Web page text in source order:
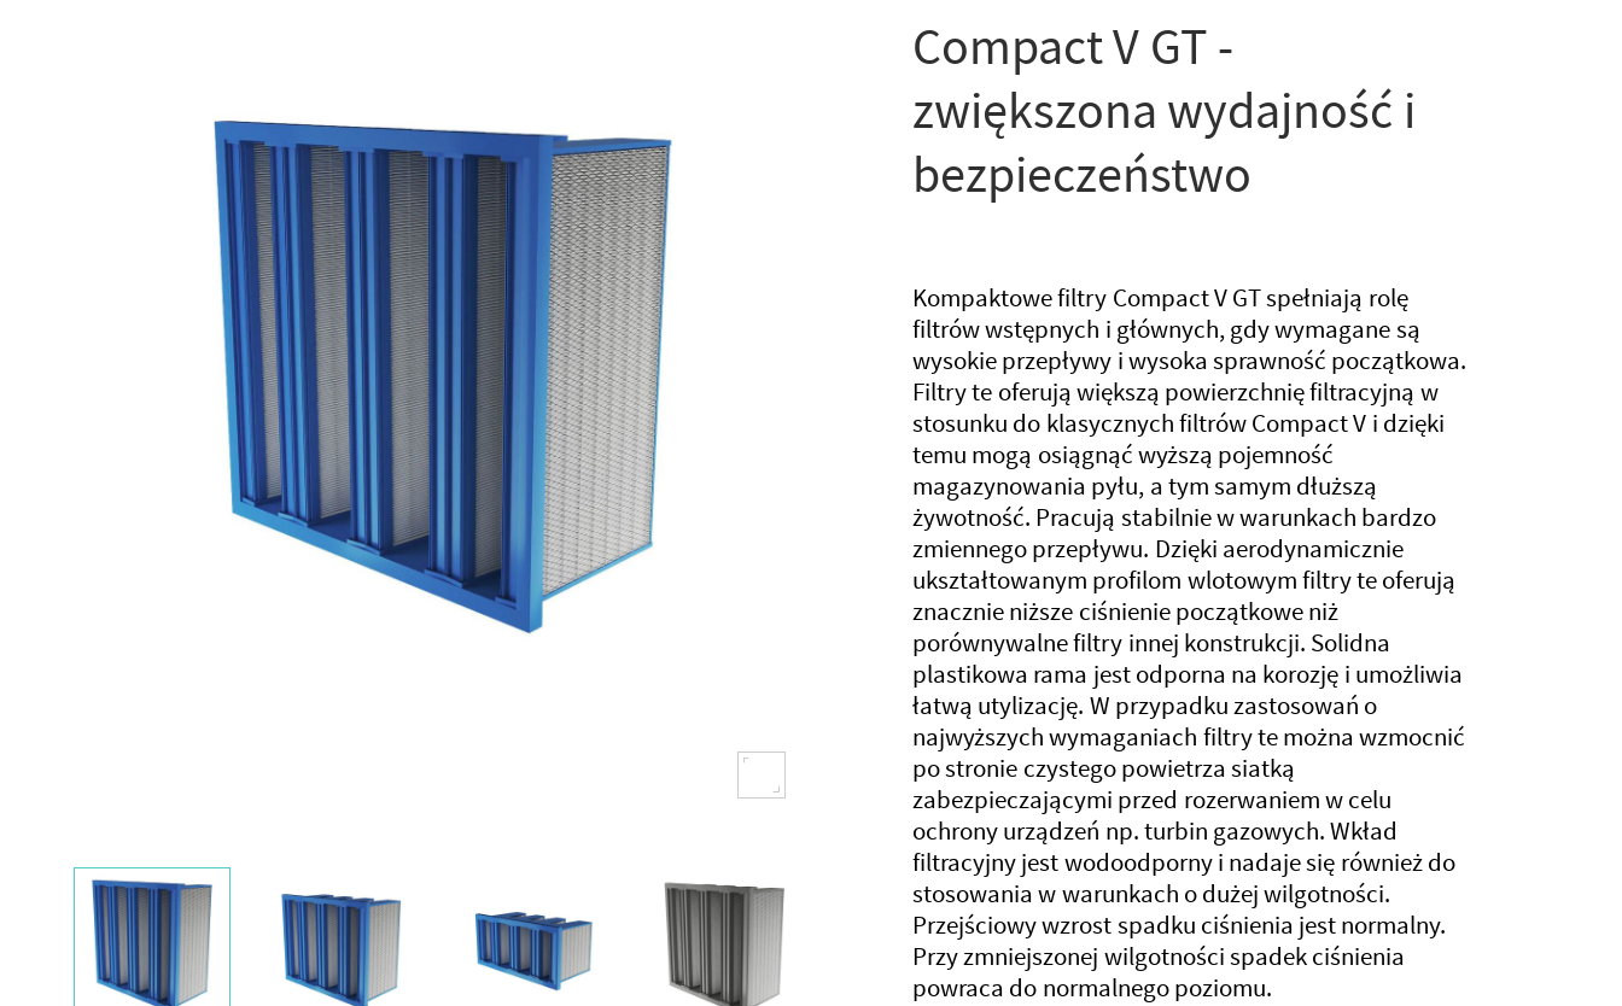
Compact V GT -
zwiększona wydajność i
bezpieczeństwo
Kompaktowe filtry Compact V GT spełniają rolę
filtrów wstępnych i głównych, gdy wymagane są
wysokie przepływy i wysoka sprawność początkowa.
Filtry te oferują większą powierzchnię filtracyjną w
stosunku do klasycznych filtrów Compact V i dzięki
temu mogą osiągnąć wyższą pojemność
magazynowania pyłu, a tym samym dłuższą
żywotność. Pracują stabilnie w warunkach bardzo
zmiennego przepływu. Dzięki aerodynamicznie
ukształtowanym profilom wlotowym filtry te oferują
znacznie niższe ciśnienie początkowe niż
porównywalne filtry innej konstrukcji. Solidna
plastikowa rama jest odporna na korozję i umożliwia
łatwą utylizację. W przypadku zastosowań o
najwyższych wymaganiach filtry te można wzmocnić
po stronie czystego powietrza siatką
zabezpieczającymi przed rozerwaniem w celu
ochrony urządzeń np. turbin gazowych. Wkład
filtracyjny jest wodoodporny i nadaje się również do
stosowania w warunkach o dużej wilgotności.
Przejściowy wzrost spadku ciśnienia jest normalny.
Przy zmniejszonej wilgotności spadek ciśnienia
powraca do normalnego poziomu.
Nawigacja
slidera